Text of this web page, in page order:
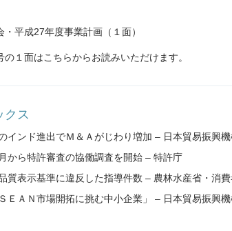
・平成27年度事業計画（１面）
１面はこちらからお読みいただけます。
クス
インド進出でＭ＆Ａがじわり増加 – 日本貿易振興
から特許審査の協働調査を開始 – 特許庁
質表示基準に違反した指導件数 – 農林水産省・消
ＥＡＮ市場開拓に挑む中小企業」 – 日本貿易振興